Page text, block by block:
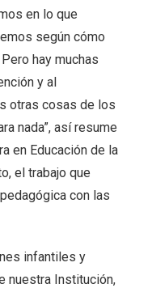
en lo que
según cómo
hay muchas
y al
otras cosas de los
nada”, así resume
en Educación de la
el trabajo que
con las
infantiles y
nuestra Institución,